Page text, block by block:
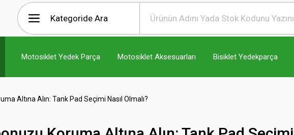
Motosiklet Yedek Parça Motosiklet Aksesuarları Bisiklet Yedekparça
Altına Alın: Tank Pad Seçimi Nasıl Olmalı?